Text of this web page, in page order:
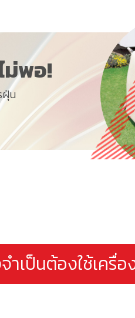
ม่พอ!
ฝุ่น
เป็นต้องใช้เครื่อ